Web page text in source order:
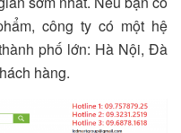
công ty có một hệ
phố lớn: Hà Nội, Đà
hàng.